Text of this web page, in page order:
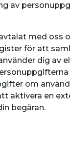
av
med oss
för att
dig av
om
aktivera en
begäran.